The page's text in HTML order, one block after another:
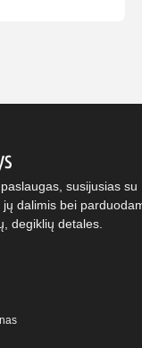
susijusias su
dalimis bei
degiklių detales.